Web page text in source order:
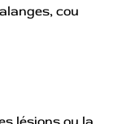
cou